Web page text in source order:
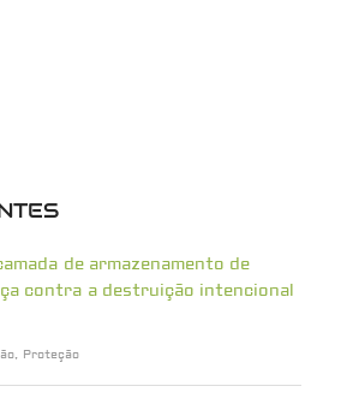
de armazenamento de
contra a destruição intencional
, Proteção